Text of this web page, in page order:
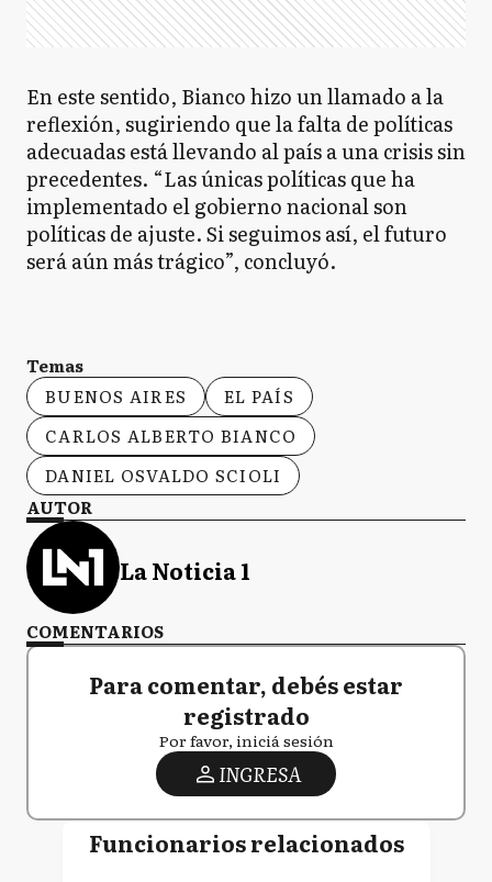
En este sentido, Bianco hizo un llamado a la
reflexión, sugiriendo que la falta de políticas
adecuadas está llevando al país a una crisis sin
precedentes. “Las únicas políticas que ha
implementado el gobierno nacional son
políticas de ajuste. Si seguimos así, el futuro
será aún más trágico”, concluyó.
Temas
BUENOS AIRES
EL PAÍS
CARLOS ALBERTO BIANCO
DANIEL OSVALDO SCIOLI
AUTOR
La Noticia 1
COMENTARIOS
Para comentar, debés estar
registrado
Por favor, iniciá sesión
INGRESA
Funcionarios relacionados